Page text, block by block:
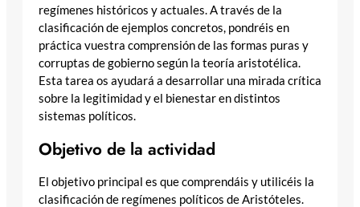
regímenes históricos y actuales. A través de la
clasificación de ejemplos concretos, pondréis en
práctica vuestra comprensión de las formas puras y
corruptas de gobierno según la teoría aristotélica.
Esta tarea os ayudará a desarrollar una mirada crítica
sobre la legitimidad y el bienestar en distintos
sistemas políticos.
Objetivo de la actividad
El objetivo principal es que comprendáis y utilicéis la
clasificación de regímenes políticos de Aristóteles.